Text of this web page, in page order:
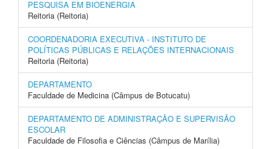
PESQUISA EM BIOENERGIA
Reitoria (Reitoria)
COORDENADORIA EXECUTIVA - INSTITUTO DE
POLÍTICAS PÚBLICAS E RELAÇÕES INTERNACIONAIS
Reitoria (Reitoria)
DEPARTAMENTO
Faculdade de Medicina (Câmpus de Botucatu)
DEPARTAMENTO DE ADMINISTRAÇÃO E SUPERVISÃO
ESCOLAR
Faculdade de Filosofia e Ciências (Câmpus de Marília)